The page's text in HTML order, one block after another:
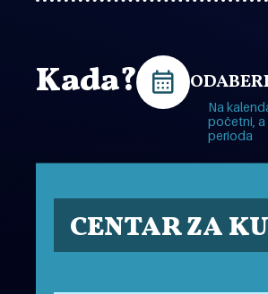
Kada?
Na
početni, a
perioda
CENTAR ZA